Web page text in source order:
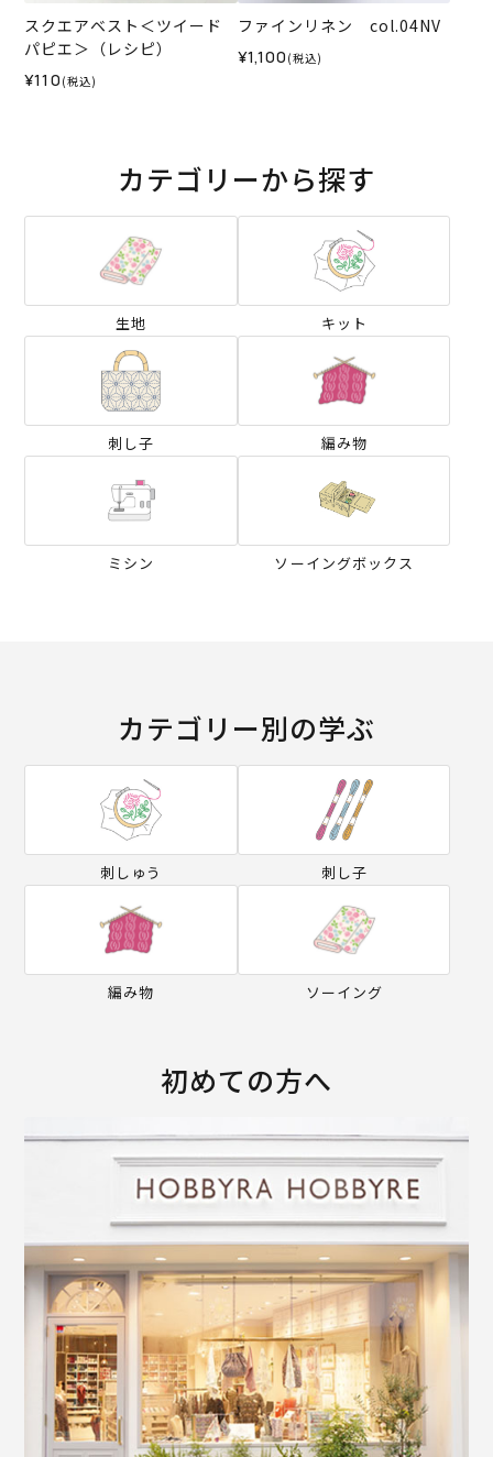
スクエアベスト＜ツイード
パピエ＞（レシピ）
¥110 (税込)
ファインリネン col.04NV
¥1,100 (税込)
カテゴリーから探す
生地 キット
刺し子 編み物
ミシン ソーイングボックス
カテゴリー別の学ぶ
刺しゅう 刺し子
編み物 ソーイング
初めての方へ